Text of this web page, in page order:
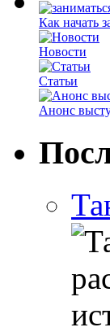
Как начать
Новоcти
Статьи
Анонс